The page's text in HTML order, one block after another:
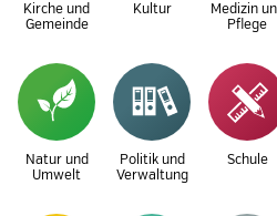
Kirche und
Gemeinde
Kultur
Medizin
Pflege
Natur und
Umwelt
Politik und
Verwaltung
Schule